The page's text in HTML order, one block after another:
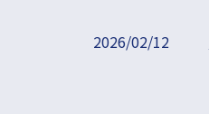
2026/02/12